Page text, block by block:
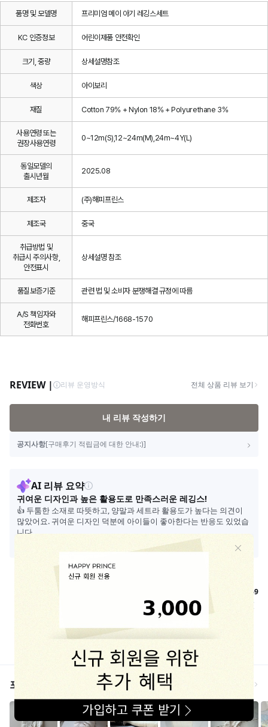
품명 및 모델명 프리미엄 메이 아기 레깅스세트
KC 인증정보 어린이제품 안전확인
크기, 중량 상세설명참조
색상 아이보리
재질 Cotton 79% + Nylon 18% + Polyurethane 3%
사용연령 또는
권장사용연령
0~12m(S),12~24m(M),24m~4Y(L)
동일모델의
출시년월
2025.08
제조자 (주)해피프린스
제조국 중국
취급방법 및
취급시 주의사항,
안전표시
상세설명 참조
품질보증기준 관련 법 및 소비자 분쟁해결 규정에 따름
A/S 책임자와
전화번호
해피프린스/1668-1570